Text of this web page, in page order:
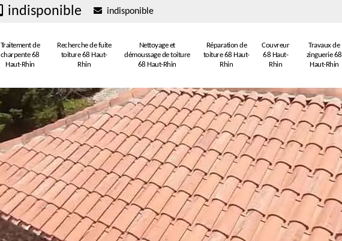
indisponible indisponible
Traitement de
charpente 68
Haut-Rhin
Recherche de fuite
toiture 68 Haut-
Rhin
Nettoyage et
démoussage de toiture
68 Haut-Rhin
Réparation de
toiture 68 Haut-
Rhin
Couvreur
68 Haut-
Rhin
Travaux de
zinguerie 68
Haut-Rhin